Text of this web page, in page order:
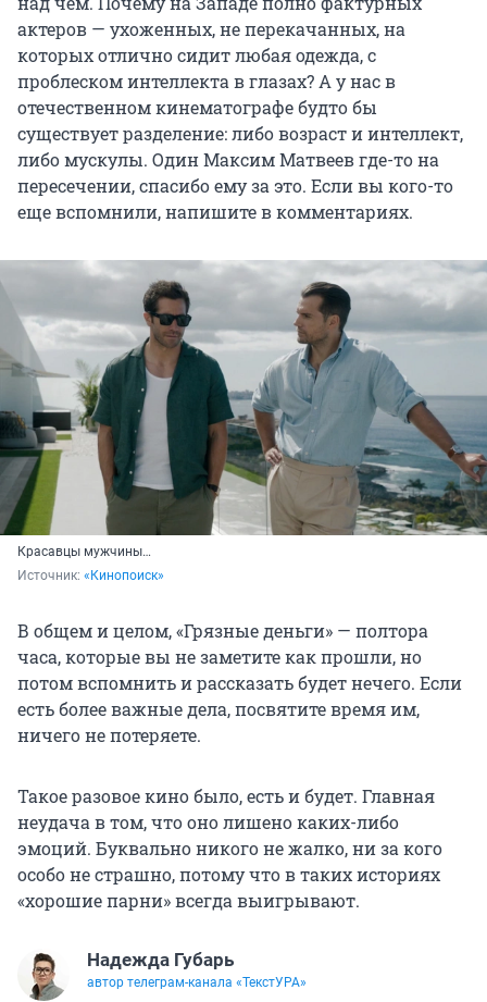
актеров — ухоженных, не перекачанных, на
которых отлично сидит любая одежда, с
проблеском интеллекта в глазах? А у нас в
отечественном кинематографе будто бы
существует разделение: либо возраст и интеллект,
либо мускулы. Один Максим Матвеев где-то на
пересечении, спасибо ему за это. Если вы кого-то
еще вспомнили, напишите в комментариях.
Красавцы мужчины…
Источник: «Кинопоиск»
В общем и целом, «Грязные деньги» — полтора
часа, которые вы не заметите как прошли, но
потом вспомнить и рассказать будет нечего. Если
есть более важные дела, посвятите время им,
ничего не потеряете.
Такое разовое кино было, есть и будет. Главная
неудача в том, что оно лишено каких-либо
эмоций. Буквально никого не жалко, ни за кого
особо не страшно, потому что в таких историях
«хорошие парни» всегда выигрывают.
Надежда Губарь
автор телеграм-канала «ТекстУРА»